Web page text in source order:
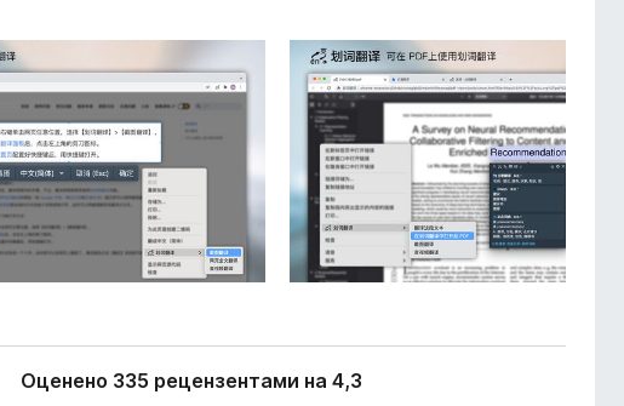
Оценено 335 рецензентами на 4,3